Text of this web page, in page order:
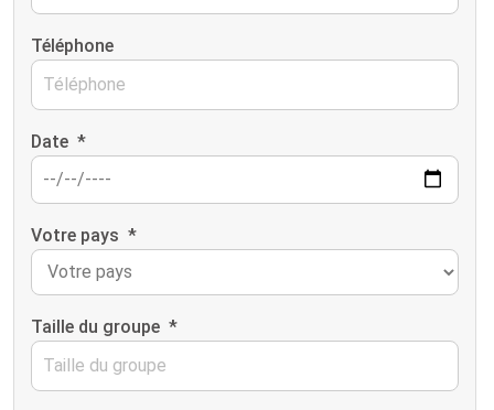
Téléphone
Date *
Votre pays *
Taille du groupe *